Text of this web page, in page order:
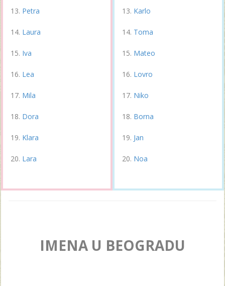
Petra
Laura
Iva
Lea
Mila
Dora
Klara
Lara
Karlo
Toma
Mateo
Lovro
Niko
Borna
Jan
Noa
IMENA U BEOGRADU